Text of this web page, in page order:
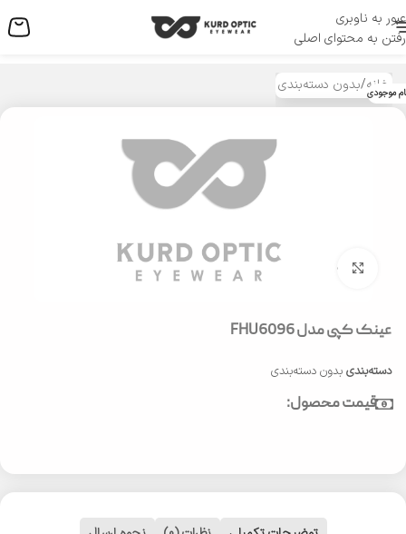
عبور به ناوبری
رفتن به محتوای اصلی
منو
خانه/بدون دسته‌بندی موجودی
بزرگنمایی تصویر
عینک کپی مدل FHU6096
دسته‌بندی بدون دسته‌بندی
قیمت محصول: